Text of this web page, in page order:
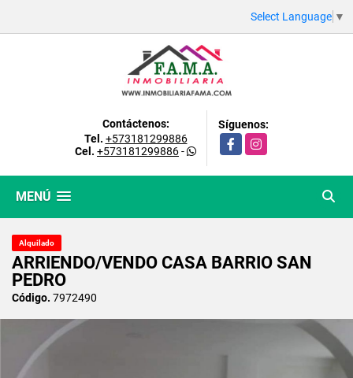
Select Language ▼
Contáctenos:
Tel. +573181299886
Cel. +573181299886-
Síguenos:
FacebookInstagram
MENÚ
Alquilado
ARRIENDO/VENDO CASA BARRIO SAN
PEDRO
Código. 7972490